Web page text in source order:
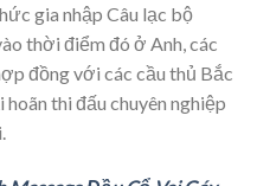
gia nhập Câu lạc bộ
thời điểm đó ở Anh, các
đồng với các cầu thủ Bắc
thi đấu chuyên nghiệp